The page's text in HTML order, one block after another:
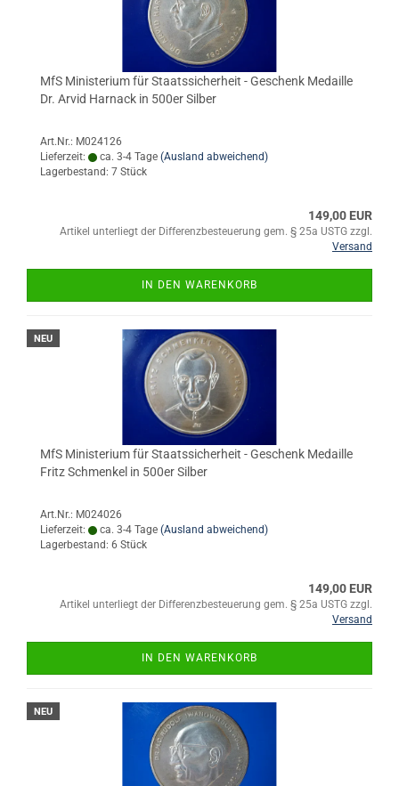
MfS Ministerium für Staatssicherheit - Geschenk Medaille
Dr. Arvid Harnack in 500er Silber
Art.Nr.: M024126
Lieferzeit:
ca. 3-4 Tage (Ausland abweichend)
Lagerbestand: 7 Stück
149,00 EUR
Artikel unterliegt der Differenzbesteuerung gem. § 25a USTG zzgl.
Versand
IN DEN WARENKORB
NEU
MfS Ministerium für Staatssicherheit - Geschenk Medaille
Fritz Schmenkel in 500er Silber
Art.Nr.: M024026
Lieferzeit:
ca. 3-4 Tage (Ausland abweichend)
Lagerbestand: 6 Stück
149,00 EUR
Artikel unterliegt der Differenzbesteuerung gem. § 25a USTG zzgl.
Versand
IN DEN WARENKORB
NEU